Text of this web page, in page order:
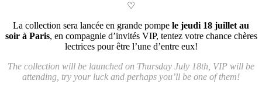
♡
La collection sera lancée en grande pompe le jeudi 18 juillet au
soir à Paris, en compagnie d’invités VIP, tentez votre chance chères
lectrices pour être l’une d’entre eux!
The collection will be launched on Thursday July 18th, VIP will be
attending, try your luck and perhaps you’ll be one of them!